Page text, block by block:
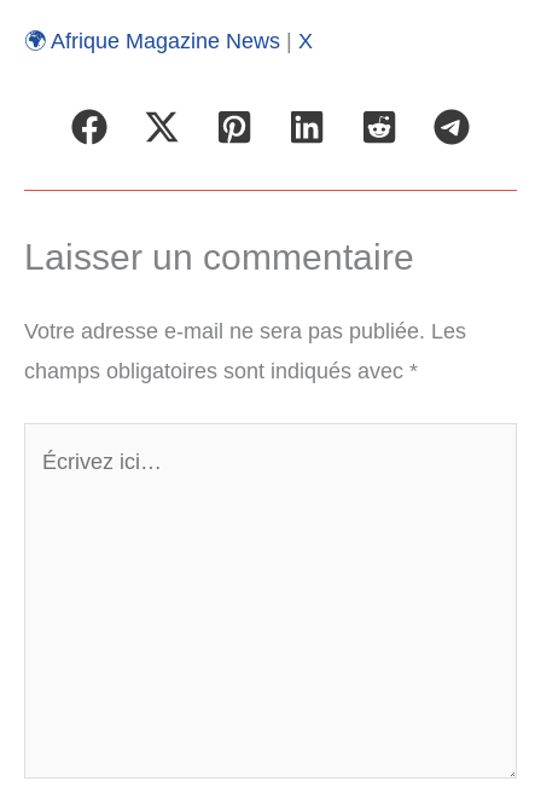
🌍 Afrique Magazine News | X
Laisser un commentaire
Votre adresse e-mail ne sera pas publiée. Les
champs obligatoires sont indiqués avec *